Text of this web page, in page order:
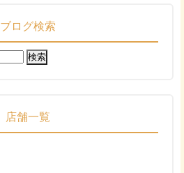
ブログ検索
店舗一覧